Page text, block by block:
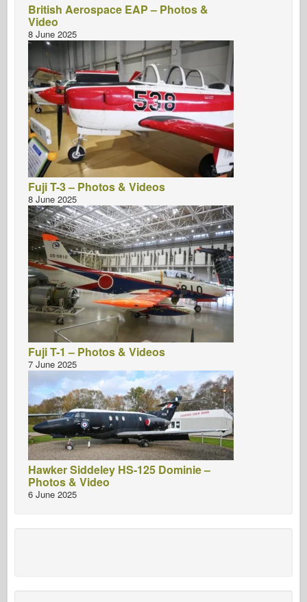
British Aerospace EAP – Photos &
Video
8 June 2025
Fuji T-3 – Photos & Videos
8 June 2025
Fuji T-1 – Photos & Videos
7 June 2025
Hawker Siddeley HS-125 Dominie –
Photos & Video
6 June 2025